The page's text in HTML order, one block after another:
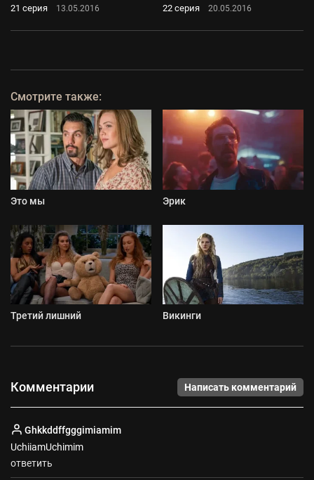
21 серия 13.05.2016 22 серия 20.05.2016
Смотрите также:
Это мы Эрик
Третий лишний Викинги
Комментарии Написать комментарий
Ghkkddffgggimiamim
UchiiamUchimim
ответить